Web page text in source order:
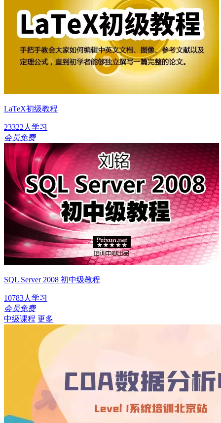
LaTeX初级教程
23322人学习
会员免费
SQL Server 2008 初中级教程
10783人学习
会员免费
中级课程 更多